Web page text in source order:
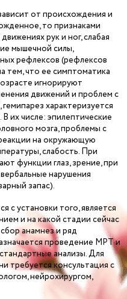
от происхождения и
то признаками
рук и ног, слабая
мышечной силы,
рефлексов (рефлексов
тем, что ее симптоматика
игнорируют
движений и проблем с
характеризуется
их числе: эпилептические
мозга, проблемы с
на окружающую
слабость. При
функции глаз, зрение, при
нарушения
запас).
с установки того, является
и на какой стадии сейчас
анамнез и ряд
проведение МРТ и
анализы. Для
требуется консультация с
нейрохирургом,